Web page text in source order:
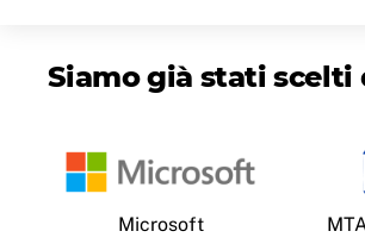
Siamo già stati scelti
Microsoft